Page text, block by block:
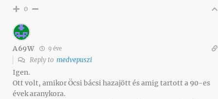
0
A69W 9 éve
Reply to medvepuszi
Igen.
Ott volt, amikor Öcsi bácsi hazajött és amig tartott a 90-es
évek aranykora.